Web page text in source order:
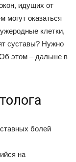
идущих от
могут оказаться
клетки,
суставы? Нужно
Об этом – дальше в
болей
на